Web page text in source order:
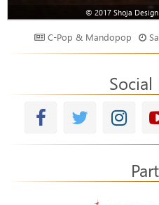
© 2017 Shoja
C-Pop & Mandopop